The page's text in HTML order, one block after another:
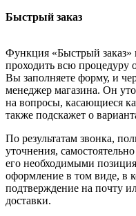
Быстрый заказ
Функция «Быстрый заказ»
проходить всю процедуру
Вы заполняете форму, и
менеджер магазина. Он
на вопросы, касающиеся
также подскажет о
По результатам звонка,
уточнения,
его необходимыми
оформление в том виде, в
подтверждение на почту
доставки.